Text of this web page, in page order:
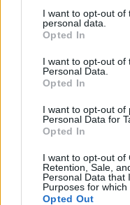
I want to opt-out of
personal data.
Opted In
I want to opt-out of
Personal Data.
Opted In
I want to opt-out of
Personal Data for
Opted In
I want to opt-out of
Retention, Sale,
Personal Data that
Purposes for which
Opted Out
že zde publikujete svůj
dodržovatpravidla diskuse
vyhrazuje právo smazat
Všechny komentáře (6)
DO DISKUZE SE